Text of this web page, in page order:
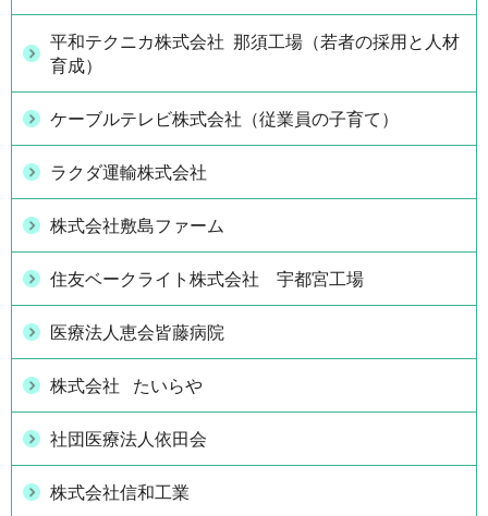
平和テクニカ株式会社 那須工場（若者の採用と人材
育成）
ケーブルテレビ株式会社（従業員の子育て）
ラクダ運輸株式会社
株式会社敷島ファーム
住友ベークライト株式会社 宇都宮工場
医療法人恵会皆藤病院
株式会社 たいらや
社団医療法人依田会
株式会社信和工業